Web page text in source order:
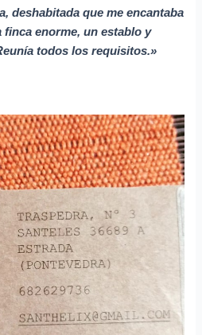
deshabitada que me encantaba
finca enorme, un establo y
todos los requisitos.»